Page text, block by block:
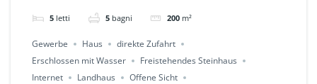
Grünen in ERLI Ref. 936
5 letti 5 bagni 200 m²
Gewerbe Haus
direkte Zufahrt
Erschlossen mit Wasser
Freistehendes Steinhaus
Internet
Landhaus
Offene Sicht